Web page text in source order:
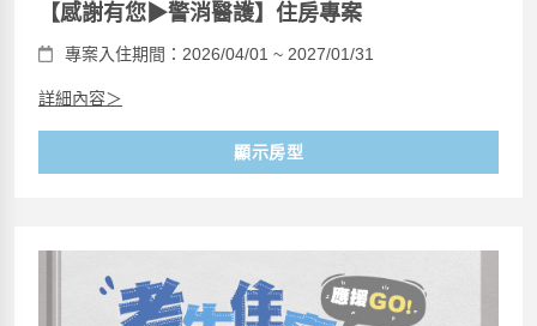
【感謝有您▶警消醫護】住房專案
專案入住期間：2026/04/01 ~ 2027/01/31
詳細內容＞
顯示房型